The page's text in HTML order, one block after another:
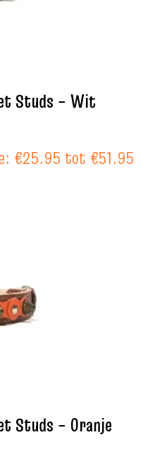
Studs – Wit
€25.95 tot €51.95
Studs – Oranje